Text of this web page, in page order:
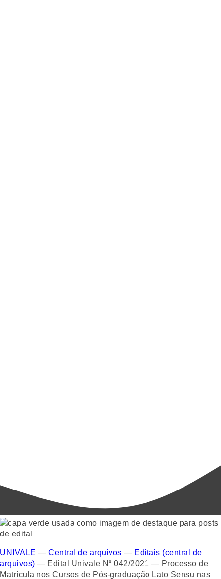
UNIVALE — Central de arquivos — Editais (central de
arquivos) — Edital Univale Nº 042/2021 — Processo de
Matrícula nos Cursos de Pós-graduação Lato Sensu nas